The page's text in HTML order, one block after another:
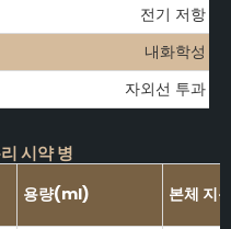
전기 저항
내화학성
자외선 투과
시약 병
용량(ml) 본체 지